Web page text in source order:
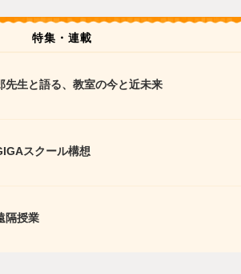
特集・連載
先生と語る、教室の今と近未来
スクール構想
隔授業